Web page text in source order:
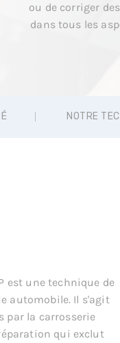
ou de corriger
dans tous les
NOTRE
est une technique de
automobile. Il s'agit
par la carrosserie
qui exclut